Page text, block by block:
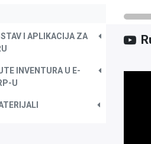
I APLIKACIJA ZA
INVENTURA U E-
U